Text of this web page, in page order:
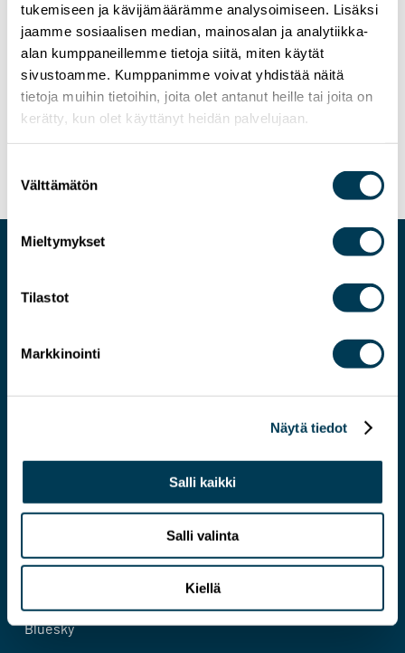
tukemiseen ja kävijämäärämme analysoimiseen. Lisäksi
jaamme sosiaalisen median, mainosalan ja analytiikka-
alan kumppaneillemme tietoja siitä, miten käytät
sivustoamme. Kumppanimme voivat yhdistää näitä
tietoja muihin tietoihin, joita olet antanut heille tai joita on
kerätty, kun olet käyttänyt heidän palvelujaan.
valinta
Välttämätön
Mieltymykset
Tilastot
Markkinointi
Näytä tiedot
Salli kaikki
Salli valinta
Kiellä
19.5.2026 TIEDOTTEET
MEP Aura Salla: Suomelle tärkeä voitto EU:n
puolustusneuvotteluissa – rahaa parhaalle
osaamiselle, ei paperihankkeille
Evästeseloste
Bluesky